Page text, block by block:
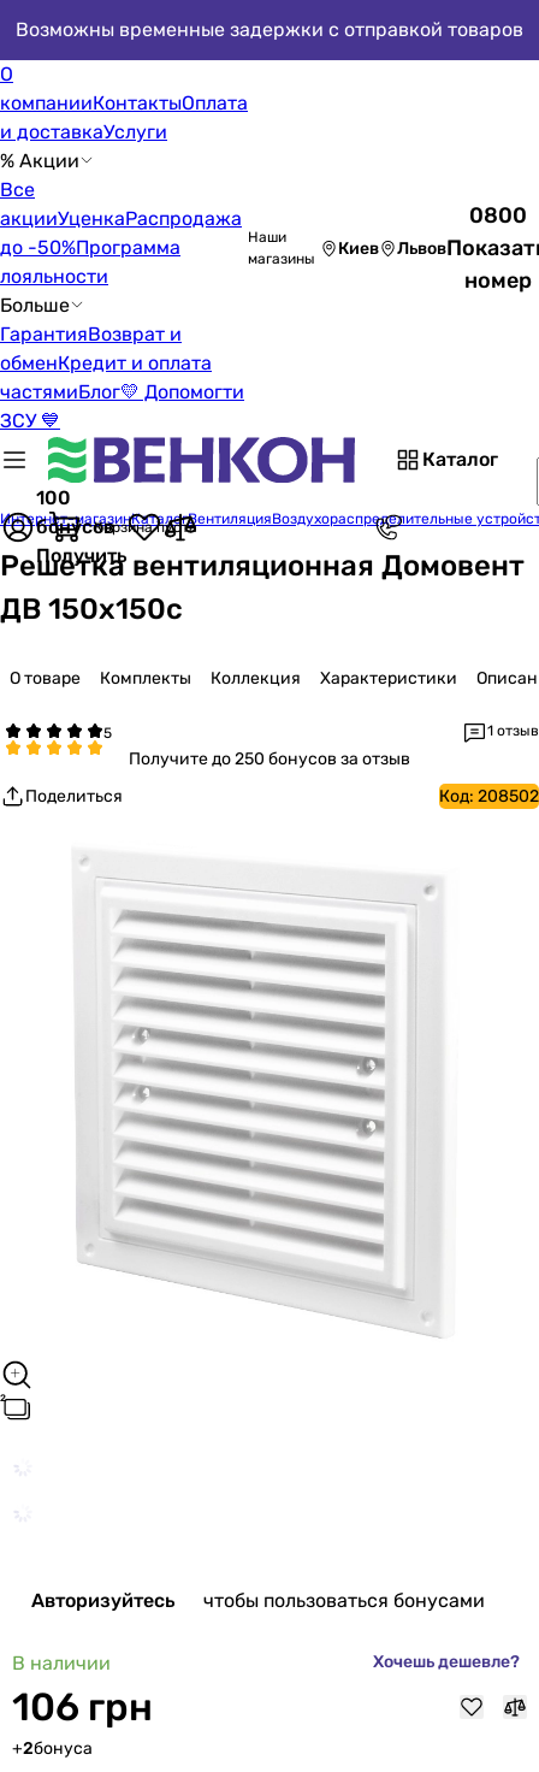
Возможны временные задержки с отправкой товаров
О
компанииКонтактыОплата
и доставкаУслуги
% Акции
Все
акцииУценкаРаспродажа
до -50%Программа
лояльности
Больше
ГарантияВозврат и
обменКредит и оплата
частямиБлог💛 Допомогти
ЗСУ 💙
Наши
магазины
Киев Львов
0800
номер
Каталог
100
бонусов
Получить
Корзина пуста
Интернет-магазинКаталогВентиляцияВоздухораспределительные
Решетка вентиляционная Домовент
ДВ 150х150с
О товаре Комплекты Коллекция Характеристики
1 отзыв
Получитедо 250 бонусов за отзыв
Поделиться
Код: 208502
Авторизуйтесь чтобы пользоваться бонусами
В наличии Хочешь дешевле?
106 грн
+2бонуса